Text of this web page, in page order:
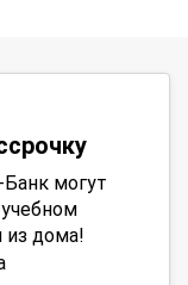
могут
из дома!